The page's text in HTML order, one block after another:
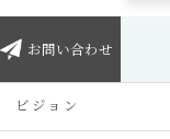
お問い合わせ
ビジョン